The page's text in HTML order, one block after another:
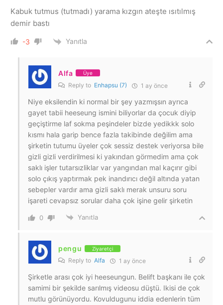
Kabuk tutmus (tutmadı) yarama kızgın ateşte ısıtılmış
demir bastı
-3 Yanıtla
Alfa Üye
Reply to Enhapsu (7) 1 ay önce
Niye eksilendin ki normal bir şey yazmışsın ayrıca
gayet tabii heeseung ismini biliyorlar da çocuk diyip
geçiştirme laf sokma peşindeler bizde yedikkk solo
kısmı hala garip bence fazla takibinde değilim ama
şirketin tutumu üyeler çok sessiz destek veriyorsa bile
gizli gizli verdirilmesi ki yakından görmedim ama çok
saklı işler tutarsızliklar var yangından mal kaçırır gibi
solo çıkış yaptırmak pek inandırıcı değil altında yatan
sebepler vardır ama gizli saklı merak unsuru soru
işareti cevapsız sorular daha çok işine gelir şirketin
0 Yanıtla
pengu Ziyaretçi
Reply to Alfa 1 ay önce
Şirketle arası çok iyi heeseungun. Belift başkanı ile çok
samimi bir şekilde sarılmış videosu düştü. Ikisi de çok
mutlu görünüyordu. Kovuldugunu iddia edenlerin tüm